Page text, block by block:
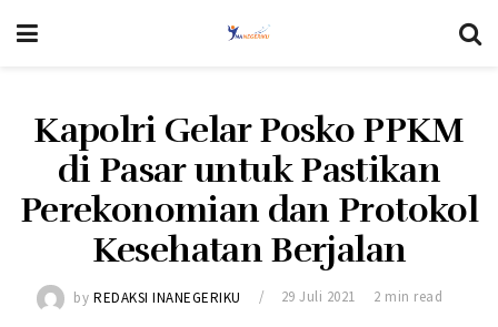
Kapolri Gelar Posko PPKM
di Pasar untuk Pastikan
Perekonomian dan Protokol
Kesehatan Berjalan
by REDAKSI INANEGERIKU 29 Juli 2021 2 min read